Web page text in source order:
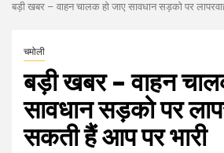
बड़ी खबर – वाहन चालक हो जाए सावधान सड़को पर
चमोली
बड़ी खबर – वाहन
सावधान सड़को पर
सकती हैं आप पर भारी